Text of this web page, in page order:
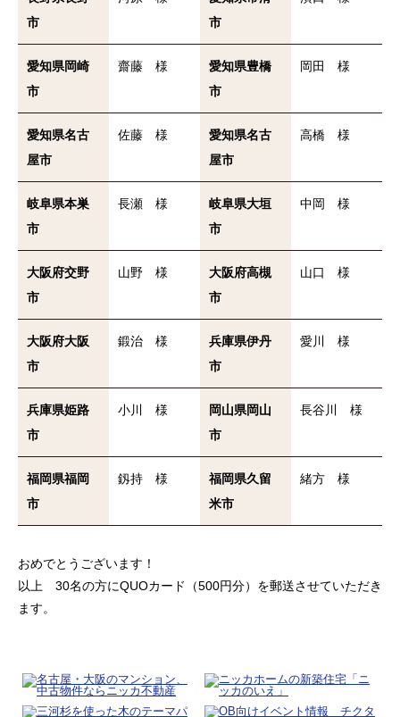
市
市
愛知県岡崎
市
齋藤 様
愛知県豊橋
市
岡田 様
愛知県名古
屋市
佐藤 様
愛知県名古
屋市
高橋 様
岐阜県本巣
市
長瀬 様
岐阜県大垣
市
中岡 様
大阪府交野
市
山野 様
大阪府高槻
市
山口 様
大阪府大阪
市
鍛治 様
兵庫県伊丹
市
愛川 様
兵庫県姫路
市
小川 様
岡山県岡山
市
長谷川 様
福岡県福岡
市
釼持 様
福岡県久留
米市
緒方 様
おめでとうございます！
以上 30名の方にQUOカード（500円分）を郵送させていただき
ます。